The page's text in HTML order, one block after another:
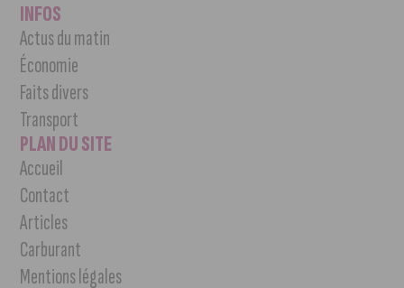
INFOS
Actus du matin
Économie
Faits divers
Transport
PLAN DU SITE
Accueil
Contact
Articles
Carburant
Mentions légales